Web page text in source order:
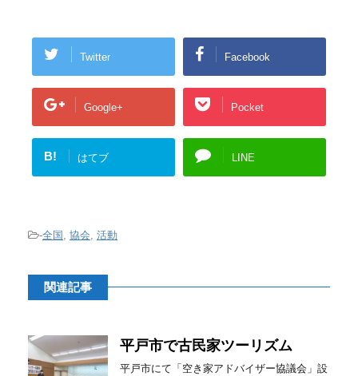
Twitter Facebook
Google+ Pocket
B! はてブ LINE
-全国 , 協会, 活動
関連記事
平戸市で古民家ツーリズム
平戸市にて「空き家アドバイザー協議会」設